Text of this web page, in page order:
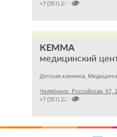

+7 (351) 2172376
КЕММА
медицинский
Челябинск, Российская, 67,

+7 (351) 2256145